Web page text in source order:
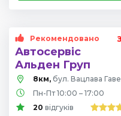
Рекомендовано
Автосервіс
Альден Груп
8км, бул. Вацлава
Пн-Пт 10:00 – 17:00
20 відгуків